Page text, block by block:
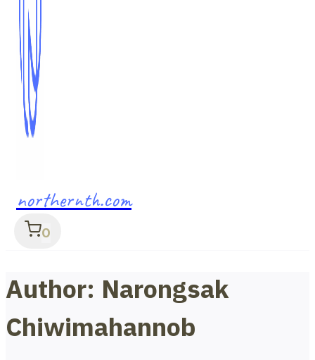
northernth.com
0
Author: Narongsak
Chiwimahannob